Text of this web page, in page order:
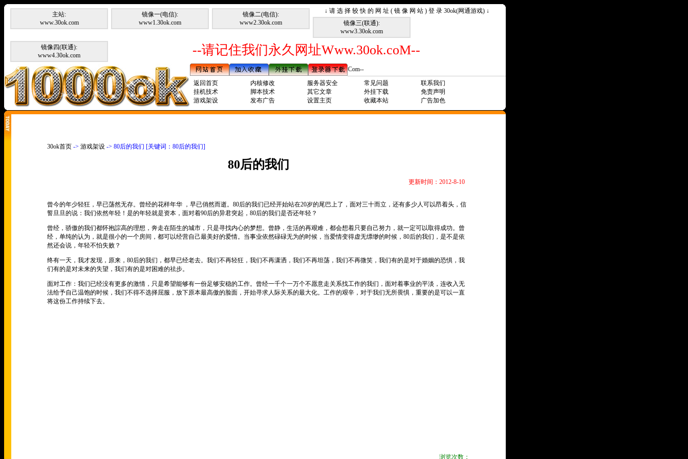
↓ 请 选 择 较 快 的 网 址 ( 镜 像 网 站 ) 登 录 30ok(网通游戏) ↓
主站:
www.30ok.com
镜像一(电信):
www1.30ok.com
镜像二(电信):
www2.30ok.com
镜像三(联通):
www3.30ok.com
镜像四(联通):
www4.30ok.com
--请记住我们永久网址Www.30ok.coM--
--请记住我们永久网址Www.30ok.Com--
返回首页
内核修改 服务器安全 常见问题
联系我们
挂机技术
脚本技术 其它文章 外挂下载
免责声明
游戏架设
发布广告 设置主页 收藏本站 广告加色
30ok首页 -> 游戏架设 -> 80后的我们 [关键词：80后的我们]
80后的我们
更新时间：2012-8-10
曾今的年少轻狂，早已荡然无存。曾经的花样年华 ，早已俏然而逝。 80后的我们已经开始站在20岁的尾巴上了，面对三十而立，还有多少人可以昂着头，信
誓旦旦的说：我们依然年轻！是的年轻就是资本，面对着90后的异君突起， 80后的我们是否还年轻？
曾经，骄傲的我们都怀抱誴高的理想，奔走在陌生的城市，只是寻找内心的梦想。曾静，生活的再艰难，都会想着只要自己努力，就一定可以取得成功。曾
经，单纯的认为，就是很小的一个房间，都可以经营自己最美好的爱情。当事业依然碌碌无为的时候，当爱情变得虚无缥缈的时候， 80后的我们，是不是依
然还会说，年轻不怕失败？
终有一天，我才发现，原来， 80后的我们，都早已经老去。我们不再轻狂，我们不再潇洒，我们不再坦荡，我们不再微笑，我们有的是对于婚姻的恐惧，我
们有的是对未来的失望，我们有的是对困难的祛步。
面对工作：我们已经没有更多的激情，只是希望能够有一份足够安稳的工作。曾经一千个一万个不愿意走关系找工作的我们，面对着事业的平淡，连收入无
法给予自己温饱的时候，我们不得不选择屈服，放下原本最高傲的脸面，开始寻求人际关系的最大化。工作的艰辛，对于我们无所畏惧，重要的是可以一直
将这份工作持续下去。
浏览次数：